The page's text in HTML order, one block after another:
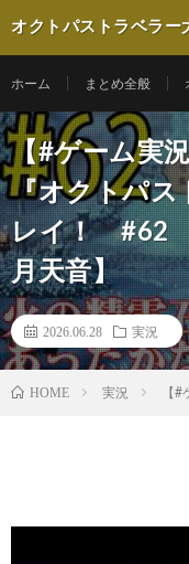
オクトパストラベラー
ホーム まとめ全般
【#ゲーム実
『オクトパス
レイ！ #62
月天音】
2026.06.28 実況
HOME 実況 【